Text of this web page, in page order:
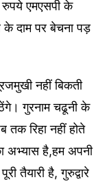
रुपये एमएसपी के
दाम पर बेचना पड़
नहीं बिकती
गुरनाम चढूनी के
तक रिहा नहीं होते
अभ्यास है,हम अपनी
तैयारी है, गुरुद्वारे